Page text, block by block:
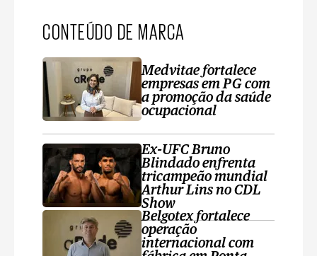
CONTEÚDO DE MARCA
Medvitae fortalece
empresas em PG com
a promoção da saúde
ocupacional
Ex-UFC Bruno
Blindado enfrenta
tricampeão mundial
Arthur Lins no CDL
Show
Belgotex fortalece
operação
internacional com